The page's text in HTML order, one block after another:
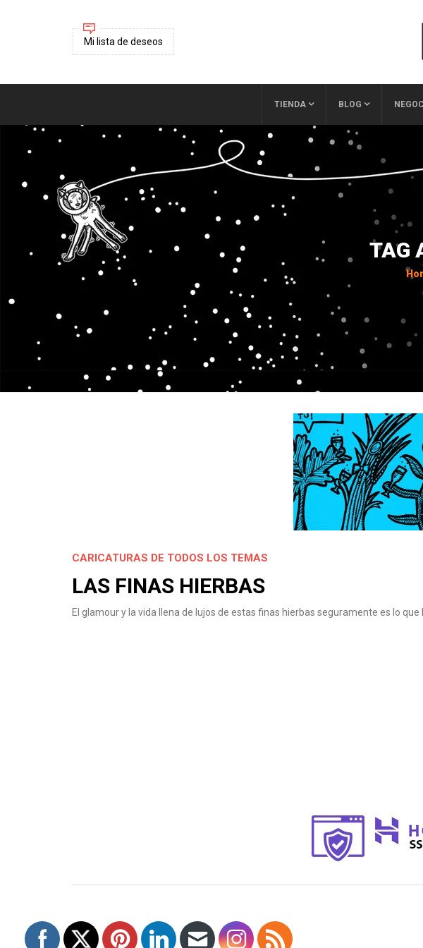
Mi lista de deseos
TIENDA BLOG
TAG
CARICATURAS DE TODOS LOS TEMAS
LAS FINAS HIERBAS
El glamour y la vida llena de lujos de estas finas hierbas seguramente es lo que